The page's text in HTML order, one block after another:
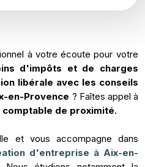
à votre écoute pour votre
d'impôts et de charges
libérale avec les conseils
en-Provence ? Faîtes appel à
de proximité.
et vous accompagne dans
d'entreprise à Aix-en-